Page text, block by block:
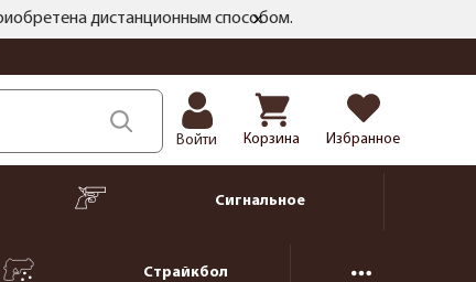
дистанционным способом.
Войти Корзина Избранное
Сигнальное
Страйкбол